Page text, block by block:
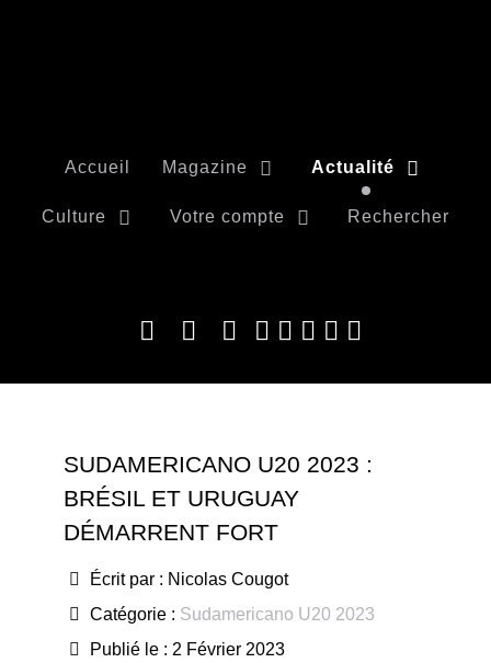
Accueil Magazine Actualité
Culture Votre compte Rechercher
SUDAMERICANO U20 2023 :
BRÉSIL ET URUGUAY
DÉMARRENT FORT
Écrit par : Nicolas Cougot
Catégorie : Sudamericano U20 2023
Publié le : 2 Février 2023